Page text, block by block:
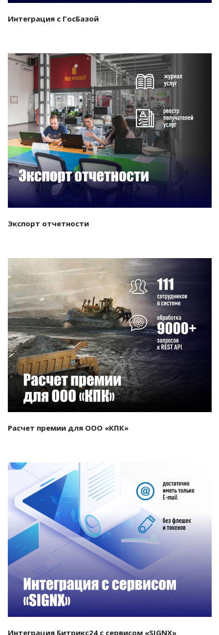
Интеграция с ГосБазой
Смотреть проект
Экспорт отчетности
Смотреть проект
Расчет премии для ООО «КПК»
Смотреть проект
Интеграция Битрикс24 с сервисом «SIGNX»